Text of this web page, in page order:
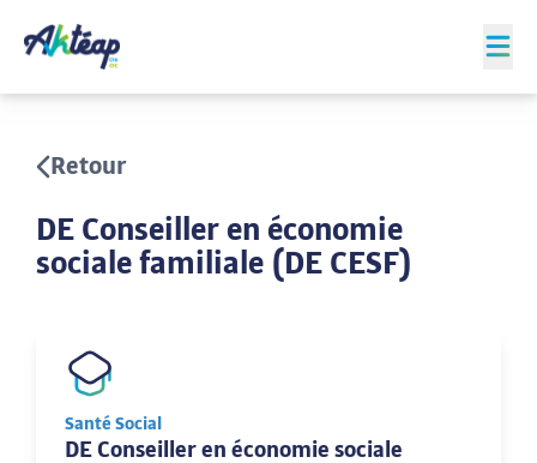
Retour
DE Conseiller en économie
sociale familiale (DE CESF)
Santé Social
DE Conseiller en économie sociale